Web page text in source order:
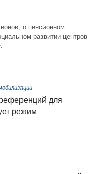
о пенсионном
развитии центров
для
режим